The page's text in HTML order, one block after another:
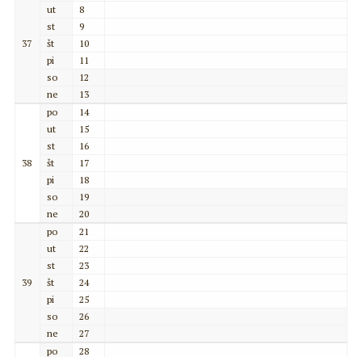
37
ut
8
st
9
št
10
pi
11
so
12
ne
13
38
po
14
ut
15
st
16
št
17
pi
18
so
19
ne
20
39
po
21
ut
22
st
23
št
24
pi
25
so
26
ne
27
po
28